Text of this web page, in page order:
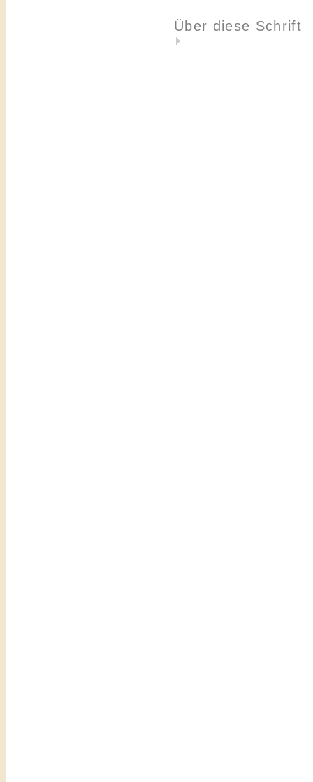
Über diese Schrift